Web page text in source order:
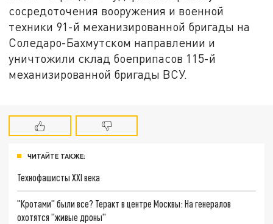
сосредоточения вооружения и военной
техники 91-й механизированной бригады на
Соледаро-Бахмутском направлении и
уничтожили склад боеприпасов 115-й
механизированной бригады ВСУ.
ЧИТАЙТЕ ТАКЖЕ:
Технофашисты XXI века
"Кротами" были все? Теракт в центре Москвы: На генералов
охотятся "живые дроны"